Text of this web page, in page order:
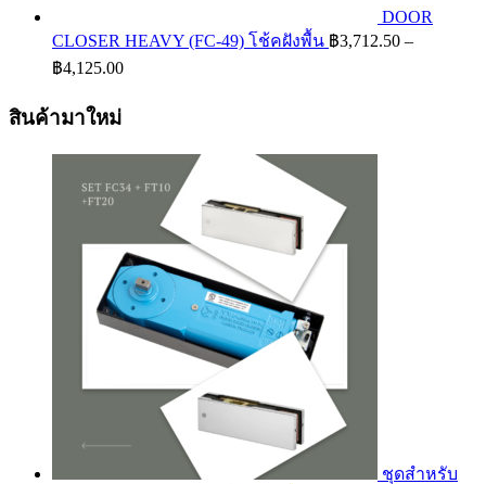
DOOR
CLOSER HEAVY (FC-49) โช้คฝังพื้น ฿3,712.50 –
฿4,125.00Price
฿4,125.00
สินค้ามาใหม่
ชุดสำหรับ